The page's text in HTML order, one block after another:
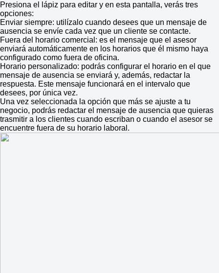
Presiona el lápiz para editar y en esta pantalla, verás tres
opciones:
Enviar siempre: utilízalo cuando desees que un mensaje de
ausencia se envíe cada vez que un cliente se contacte.
Fuera del horario comercial: es el mensaje que el asesor
enviará automáticamente en los horarios que él mismo haya
configurado como fuera de oficina.
Horario personalizado: podrás configurar el horario en el que
mensaje de ausencia se enviará y, además, redactar la
respuesta. Este mensaje funcionará en el intervalo que
desees, por única vez.
Una vez seleccionada la opción que más se ajuste a tu
negocio, podrás redactar el mensaje de ausencia que quieras
trasmitir a los clientes cuando escriban o cuando el asesor se
encuentre fuera de su horario laboral.